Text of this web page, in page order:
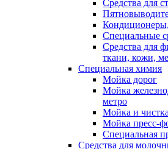
Средства для
Специальные
Средства для
ткани, кожи,
Специальная химия
Мойка дорог
Мойка
метро
Мойка и
Мойка пресс-
Специальная
Средства для